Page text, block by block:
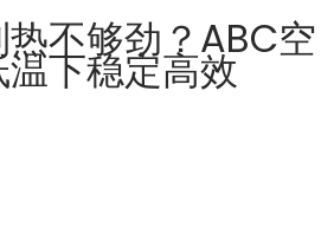
不够劲？ABC空
下稳定高效